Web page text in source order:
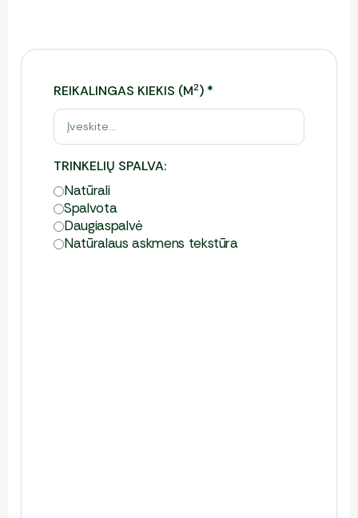
REIKALINGAS KIEKIS (M2)*
TRINKELIŲ SPALVA:
Natūrali
Spalvota
Daugiaspalvė
Natūralaus askmens tekstūra